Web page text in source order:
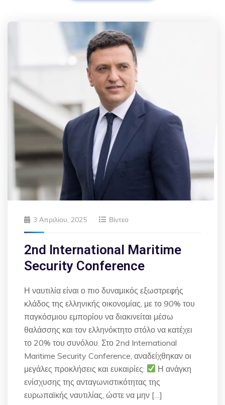
3 Απριλίου, 2025 Βίντεο
2nd International Maritime
Security Conference
Η ναυτιλία είναι ο πιο δυναμικός εξωστρεφής
κλάδος της ελληνικής οικονομίας, με το 90% του
παγκόσμιου εμπορίου να διακινείται μέσω
θαλάσσης και τον ελληνόκτητο στόλο να κατέχει
το 20% του συνόλου. Στο 2nd International
Maritime Security Conference, αναδείχθηκαν οι
μεγάλες προκλήσεις και ευκαιρίες:
Η ανάγκη
ενίσχυσης της ανταγωνιστικότητας της
ευρωπαϊκής ναυτιλίας, ώστε να μην […]